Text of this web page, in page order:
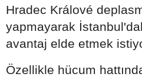
Hradec Králové
yapmayarak
avantaj elde etmek
Özellikle hücum